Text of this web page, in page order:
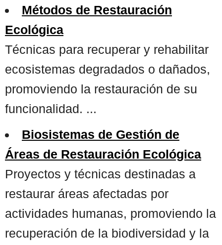
Métodos de Restauración
Ecológica
Técnicas para recuperar y rehabilitar
ecosistemas degradados o dañados,
promoviendo la restauración de su
funcionalidad. ...
Biosistemas de Gestión de
Áreas de Restauración Ecológica
Proyectos y técnicas destinadas a
restaurar áreas afectadas por
actividades humanas, promoviendo la
recuperación de la biodiversidad y la